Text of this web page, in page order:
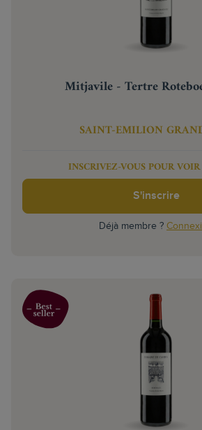
Mitjavile - Tertre
SAINT-EMILION
INSCRIVEZ-VOUS POUR
S'inscrire
Déjà membre ?